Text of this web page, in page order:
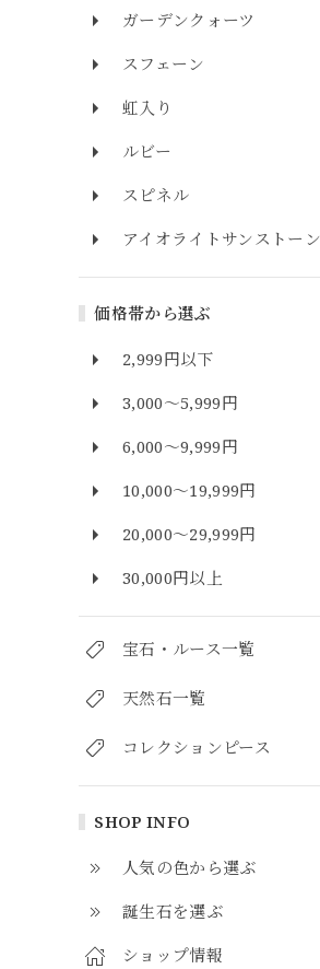
ガーデンクォーツ
スフェーン
虹入り
ルビー
スピネル
アイオライトサンストーン
価格帯から選ぶ
2,999円以下
3,000～5,999円
6,000～9,999円
10,000～19,999円
20,000～29,999円
30,000円以上
宝石・ルース一覧
天然石一覧
コレクションピース
SHOP INFO
人気の色から選ぶ
誕生石を選ぶ
ショップ情報